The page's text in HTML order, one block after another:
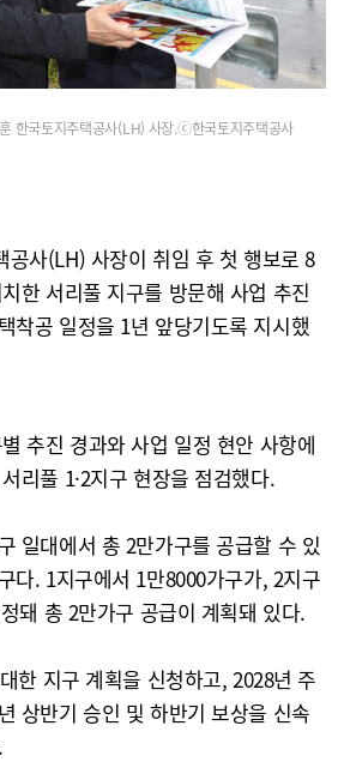
한국토지주택공사(LH) 사장.ⓒ한국토지주택공사
공사(LH) 사장이 취임 후 첫 행보로 8
한 서리풀 지구를 방문해 사업 추진
착공 일정을 1년 앞당기도록 지시했
추진 경과와 사업 일정 현안 사항에
리풀 1·2지구 현장을 점검했다.
일대에서 총 2만가구를 공급할 수 있
다. 1지구에서 1만8000가구가, 2지구
돼 총 2만가구 공급이 계획돼 있다.
한 지구 계획을 신청하고, 2028년 주
상반기 승인 및 하반기 보상을 신속